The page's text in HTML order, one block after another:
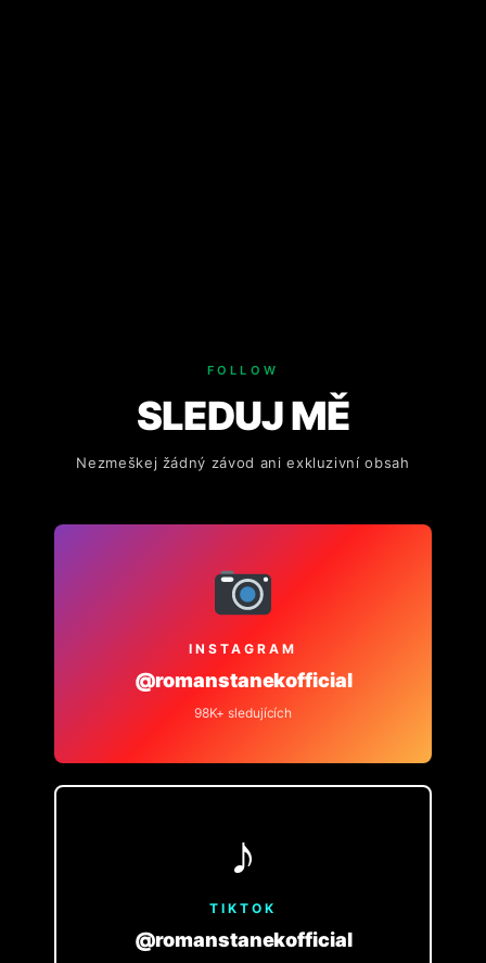
FOLLOW
SLEDUJ MĚ
Nezmeškej žádný závod ani exkluzivní obsah
INSTAGRAM
@romanstanekofficial
98K+ sledujících
♪
TIKTOK
@romanstanekofficial